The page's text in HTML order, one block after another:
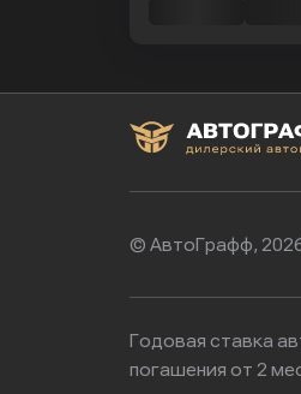
© АвтоГрафф,
Годовая ставка
погашения от 2